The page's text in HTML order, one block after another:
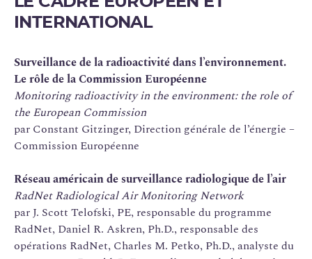
INTERNATIONAL
Surveillance de la radioactivité dans l’environnement.
Le rôle de la Commission Européenne
Monitoring radioactivity in the environment: the role of
the European Commission
par Constant Gitzinger, Direction générale de l’énergie –
Commission Européenne
Réseau américain de surveillance radiologique de l’air
RadNet Radiological Air Monitoring Network
par J. Scott Telofski, PE, responsable du programme
RadNet, Daniel R. Askren, Ph.D., responsable des
opérations RadNet, Charles M. Petko, Ph.D., analyste du